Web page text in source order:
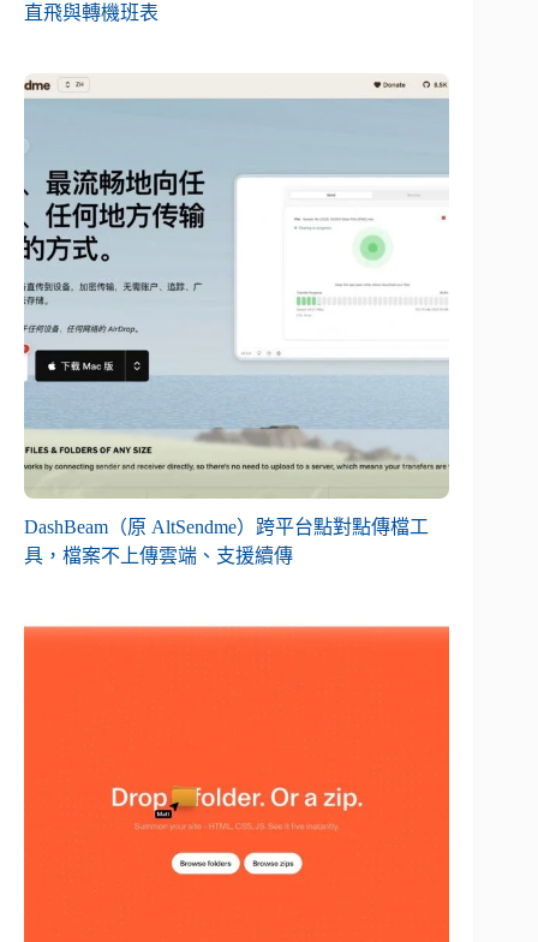
直飛與轉機班表
DashBeam（原 AltSendme）跨平台點對點傳檔工
具，檔案不上傳雲端、支援續傳